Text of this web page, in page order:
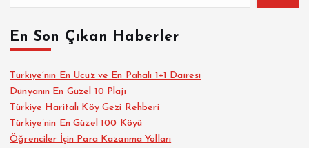
En Son Çıkan Haberler
Türkiye’nin En Ucuz ve En Pahalı 1+1 Dairesi
Dünyanın En Güzel 10 Plajı
Türkiye Haritalı Köy Gezi Rehberi
Türkiye’nin En Güzel 100 Köyü
Öğrenciler İçin Para Kazanma Yolları